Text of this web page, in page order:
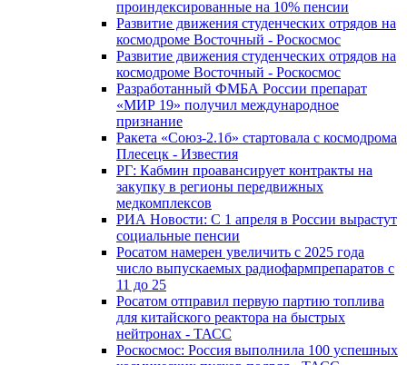
проиндексированные на 10% пенсии
Развитие движения студенческих отрядов на
космодроме Восточный - Роскосмос
Развитие движения студенческих отрядов на
космодроме Восточный - Роскосмос
Разработанный ФМБА России препарат
«МИР 19» получил международное
признание
Ракета «Союз-2.1б» стартовала с космодрома
Плесецк - Известия
РГ: Кабмин проавансирует контракты на
закупку в регионы передвижных
медкомплексов
РИА Новости: С 1 апреля в России вырастут
социальные пенсии
Росатом намерен увеличить с 2025 года
число выпускаемых радиофармпрепаратов с
11 до 25
Росатом отправил первую партию топлива
для китайского реактора на быстрых
нейтронах - ТАСС
Роскосмос: Россия выполнила 100 успешных